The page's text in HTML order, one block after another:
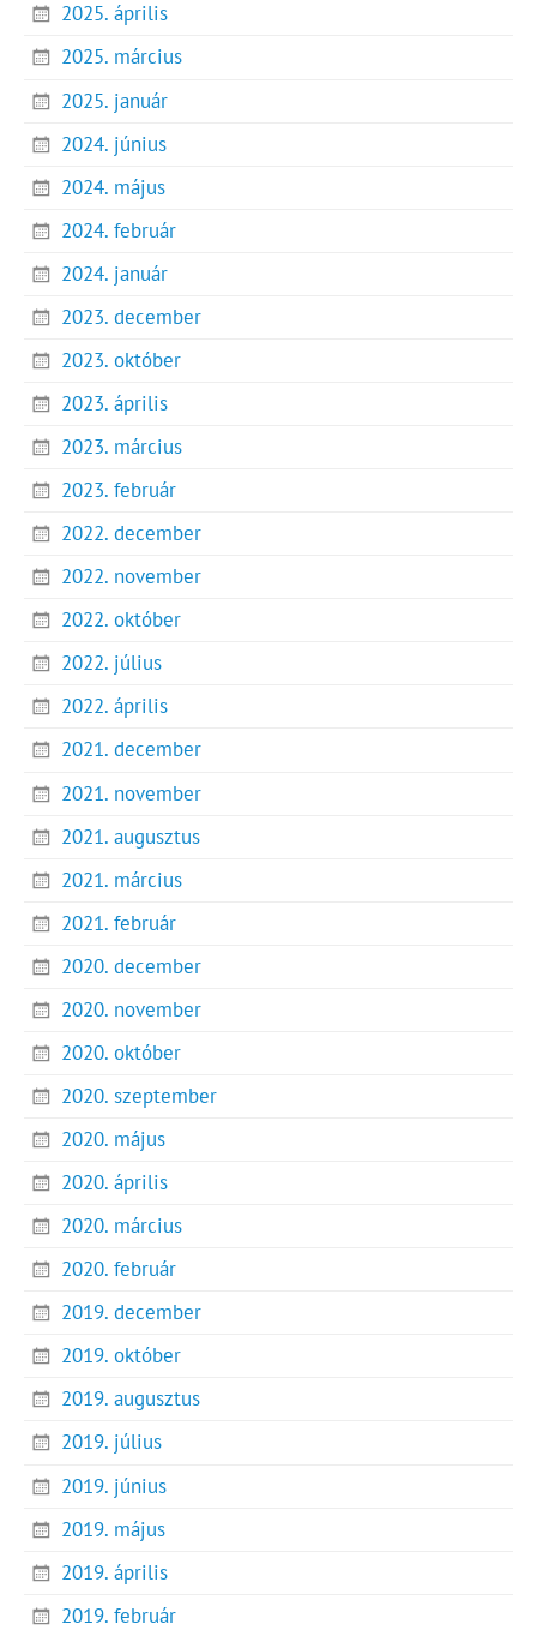
2025. április
2025. március
2025. január
2024. június
2024. május
2024. február
2024. január
2023. december
2023. október
2023. április
2023. március
2023. február
2022. december
2022. november
2022. október
2022. július
2022. április
2021. december
2021. november
2021. augusztus
2021. március
2021. február
2020. december
2020. november
2020. október
2020. szeptember
2020. május
2020. április
2020. március
2020. február
2019. december
2019. október
2019. augusztus
2019. július
2019. június
2019. május
2019. április
2019. február